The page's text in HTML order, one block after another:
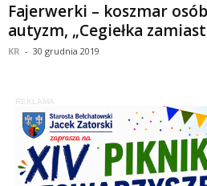
Fajerwerki – koszmar
autyzm, „Cegiełka
KR - 30 grudnia 2019
REKLAMA